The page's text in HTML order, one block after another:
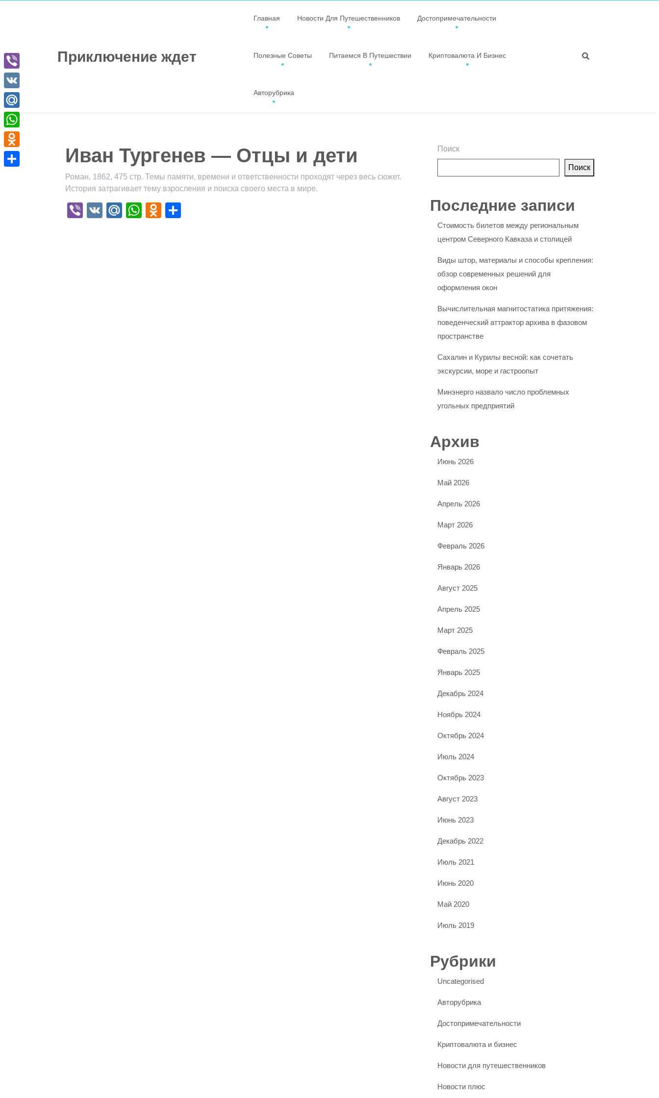
Приключение ждет
Главная Новости Для Путешественников Достопримечательности
Полезные Советы Питаемся В Путешествии Криптовалюта И Бизнес
Авторубрика
Иван Тургенев — Отцы и дети
Роман, 1862, 475 стр. Темы памяти, времени и ответственности проходят через весь сюжет.
История затрагивает тему взросления и поиска своего места в мире.
Viber
VK Mail.Ru
WhatsApp
Odnoklassniki
Поиск
Поиск
Последние записи
Стоимость билетов между региональным
центром Северного Кавказа и столицей
Виды штор, материалы и способы крепления:
обзор современных решений для
оформления окон
Вычислительная магнитостатика притяжения:
поведенческий аттрактор архива в фазовом
пространстве
Сахалин и Курилы весной: как сочетать
экскурсии, море и гастроопыт
Минэнерго назвало число проблемных
угольных предприятий
Архив
Июнь 2026
Май 2026
Апрель 2026
Март 2026
Февраль 2026
Январь 2026
Август 2025
Апрель 2025
Март 2025
Февраль 2025
Январь 2025
Декабрь 2024
Ноябрь 2024
Октябрь 2024
Июль 2024
Октябрь 2023
Август 2023
Июнь 2023
Декабрь 2022
Июль 2021
Июнь 2020
Май 2020
Июль 2019
Рубрики
Uncategorised
Авторубрика
Достопримечательности
Криптовалюта и бизнес
Новости для путешественников
Новости плюс
Viber
VK
Mail.Ru
WhatsApp
Odnoklassniki